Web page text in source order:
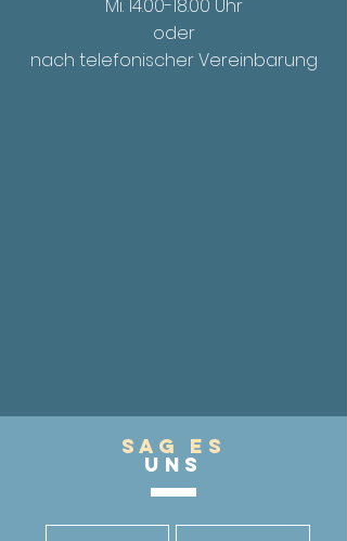
Mi. 14.00-18.00 Uhr
oder
nach telefonischer Vereinbarung
Sag es
UnS